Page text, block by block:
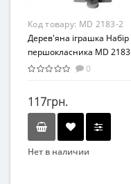
Комбинированный
Код товару: MD 2183-2
Дерев'яна іграшка Набір
першокласника MD 2183
(Геометрика/счетыMD
0
117грн.
Нет в наличии